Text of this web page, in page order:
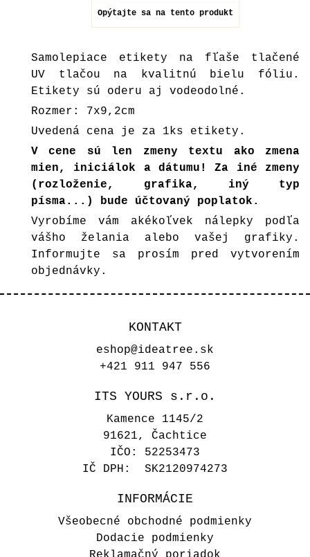
Opýtajte sa na tento produkt
Samolepiace etikety na fľaše tlačené
UV tlačou na kvalitnú bielu fóliu.
Etikety sú oderu aj vodeodolné.
Rozmer: 7x9,2cm
Uvedená cena je za 1ks etikety.
V cene sú len zmeny textu ako zmena
mien, iniciálok a dátumu! Za iné zmeny
(rozloženie, grafika, iný typ
písma...) bude účtovaný poplatok.
Vyrobíme vám akékoľvek nálepky podľa
vášho želania alebo vašej grafiky.
Informujte sa prosím pred vytvorením
objednávky.
KONTAKT
eshop@ideatree.sk
+421 911 947 556
ITS YOURS s.r.o.
Kamence 1145/2
91621, Čachtice
IČO: 52253473
IČ DPH: SK2120974273
INFORMÁCIE
Všeobecné obchodné podmienky
Dodacie podmienky